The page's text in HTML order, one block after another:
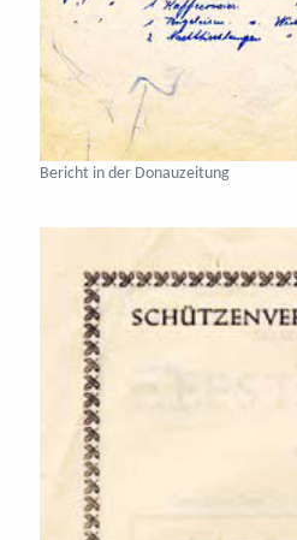
Bericht in der Donauzeitung